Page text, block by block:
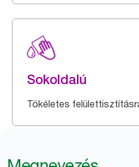
Sokoldalú
Tökéletes